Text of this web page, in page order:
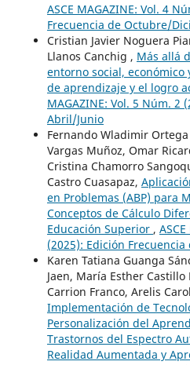
ASCE MAGAZINE: Vol. 4
Frecuencia de Octubre/
Cristian Javier Noguera
Llanos Canchig , Más allá
entorno social,
de aprendizaje y el logro
MAGAZINE: Vol. 5 Núm. 2
Abril/Junio
Fernando Wladimir
Vargas Muñoz, Omar
Cristina Chamorro
Castro Cuasapaz,
en Problemas (ABP) para
Conceptos de Cálculo
Educación Superior ,
(2025): Edición
Karen Tatiana Guanga
Jaen, María Esther Castillo
Carrion Franco, Arelis
Implementación de
Personalización del
Trastornos del Espectro
Realidad Aumentada y